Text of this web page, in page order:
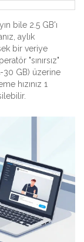
bile 2.5 GB'ı
aylık
bir veriye
"sınırsız"
30 GB) üzerine
hızınız 1